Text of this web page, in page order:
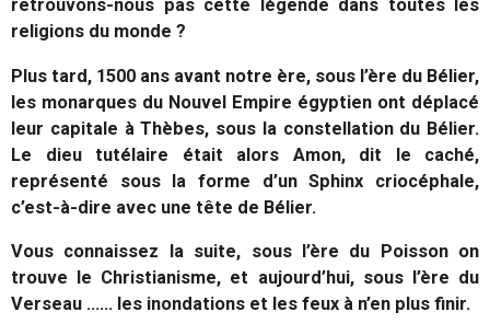
retrouvons-nous pas cette légende dans toutes les
religions du monde ?
Plus tard, 1500 ans avant notre ère, sous l’ère du Bélier,
les monarques du Nouvel Empire égyptien ont déplacé
leur capitale à Thèbes, sous la constellation du Bélier.
Le dieu tutélaire était alors Amon, dit le caché,
représenté sous la forme d’un Sphinx criocéphale,
c’est-à-dire avec une tête de Bélier.
Vous connaissez la suite, sous l’ère du Poisson on
trouve le Christianisme, et aujourd’hui, sous l’ère du
Verseau …… les inondations et les feux à n’en plus finir.